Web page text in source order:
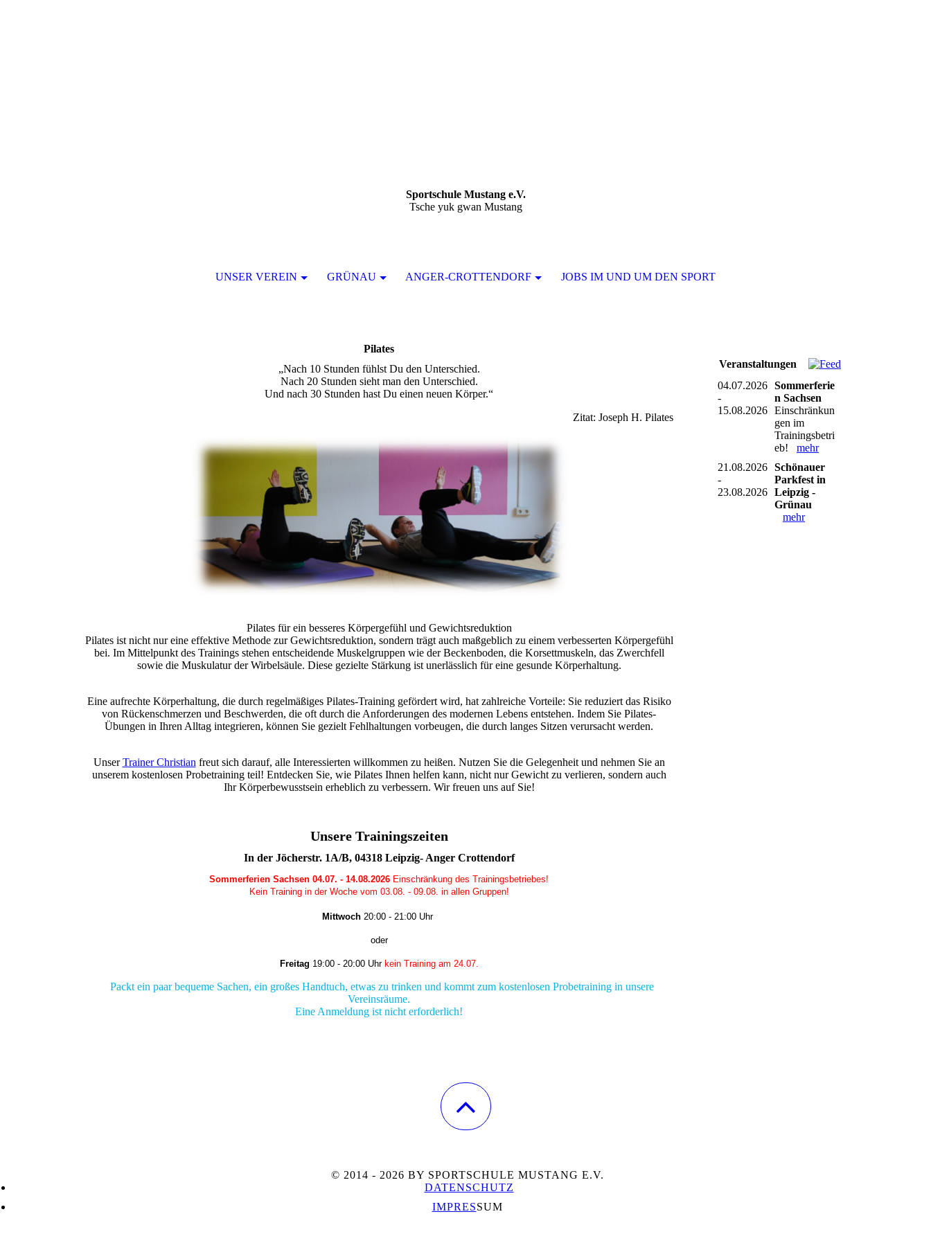
Sportschule Mustang e.V.
Tsche yuk gwan Mustang
UNSER VEREIN GRÜNAU ANGER-CROTTENDORF JOBS IM UND UM DEN SPORT
Pilates
„Nach 10 Stunden fühlst Du den Unterschied.
Nach 20 Stunden sieht man den Unterschied.
Und nach 30 Stunden hast Du einen neuen Körper.“
Zitat: Joseph H. Pilates
Pilates für ein besseres Körpergefühl und Gewichtsreduktion
Pilates ist nicht nur eine effektive Methode zur Gewichtsreduktion, sondern trägt auch maßgeblich zu einem verbesserten Körpergefühl
bei. Im Mittelpunkt des Trainings stehen entscheidende Muskelgruppen wie der Beckenboden, die Korsettmuskeln, das Zwerchfell
sowie die Muskulatur der Wirbelsäule. Diese gezielte Stärkung ist unerlässlich für eine gesunde Körperhaltung.
Eine aufrechte Körperhaltung, die durch regelmäßiges Pilates-Training gefördert wird, hat zahlreiche Vorteile: Sie reduziert das Risiko
von Rückenschmerzen und Beschwerden, die oft durch die Anforderungen des modernen Lebens entstehen. Indem Sie Pilates-
Übungen in Ihren Alltag integrieren, können Sie gezielt Fehlhaltungen vorbeugen, die durch langes Sitzen verursacht werden.
UnserTrainer Christian freut sich darauf, alle Interessierten willkommen zu heißen. Nutzen Sie die Gelegenheit und nehmen Sie an
unserem kostenlosen Probetraining teil! Entdecken Sie, wie Pilates Ihnen helfen kann, nicht nur Gewicht zu verlieren, sondern auch
Ihr Körperbewusstsein erheblich zu verbessern. Wir freuen uns auf Sie!
Unsere Trainingszeiten
In der Jöcherstr. 1A/B, 04318 Leipzig- Anger Crottendorf
Sommerferien Sachsen 04.07. - 14.08.2026 Einschränkung des Trainingsbetriebes!
Kein Training in der Woche vom 03.08. - 09.08. in allen Gruppen!
Mittwoch 20:00 - 21:00 Uhr
oder
Freitag 19:00 - 20:00 Uhr kein Training am 24.07.
Packt ein paar bequeme Sachen, ein großes Handtuch, etwas zu trinken und kommt zum kostenlosen Probetraining in unsere
Vereinsräume.
Eine Anmeldung ist nicht erforderlich!
Veranstaltungen
04.07.2026
-
15.08.2026
Sommerferie
n Sachsen
Einschränkun
gen im
Trainingsbetri
eb! mehr
21.08.2026
-
23.08.2026
Schönauer
Parkfest in
Leipzig -
Grünau
mehr
© 2014 - 2026 BY SPORTSCHULE MUSTANG E.V.
DATENSCHUTZ
IMPRESSUM